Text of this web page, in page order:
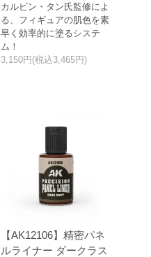
カルビン・タン氏監修によ
る、フィギュアの肌色を素
早く効率的に塗るシステ
ム！
3,150円(税込3,465円)
【AK12106】精密パネ
ルライナー ダークラス